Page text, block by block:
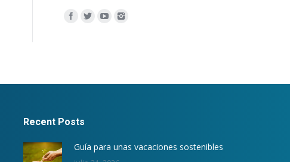
Encuéntranos en:
Recent Posts
Guía para unas vacaciones sostenibles